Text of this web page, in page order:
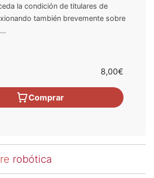
la condición de titulares de
también brevemente sobre
8,00€
Comprar
robótica